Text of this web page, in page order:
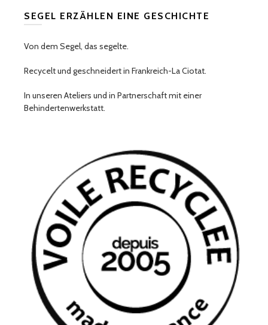
SEGEL ERZÄHLEN EINE GESCHICHTE
Von dem Segel, das segelte.
Recycelt und geschneidert in Frankreich-La Ciotat.
In unseren Ateliers und in Partnerschaft mit einer
Behindertenwerkstatt.